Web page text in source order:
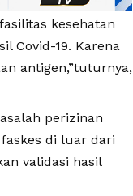
kesehatan
Covid-19. Karena
antigen,”tuturnya,
perizinan
di luar dari
validasi hasil